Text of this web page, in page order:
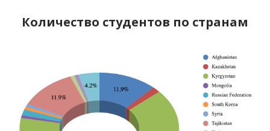
Количество студентов по странам